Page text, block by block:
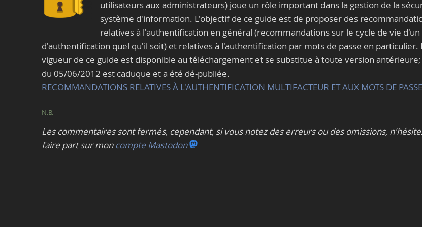
utilisateurs aux administrateurs) joue un rôle important dans la gestion de la
système d'information. L'objectif de ce guide est de proposer des
relatives à l'authentification en général (recommandations sur le cycle de vie
d'authentification quel qu'il soit) et relatives à l'authentification par mots de passe en particulier.
vigueur de ce guide est disponible au téléchargement et se substitue à toute version
du 05/06/2012 est caduque et a été dé-publiée.
RECOMMANDATIONS RELATIVES À L'AUTHENTIFICATION MULTIFACTEUR ET AUX MOTS DE
N.B.
Les commentaires sont fermés, cependant, si vous notez des erreurs ou des omissions,
faire part sur mon compte Mastodon